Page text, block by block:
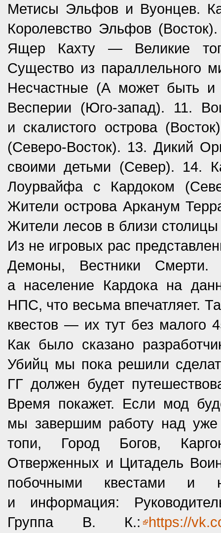
Метисы Эльфов и Вуонцев.
Королевство Эльфов
Ящер Кахту — Великие
Существо из параллельного
Несчастные (А может быть
Весперии (Юго-запад). 11.
и скалистого острова
(Северо-Восток). 13. Дикий
своими детьми (Север). 14.
Лоурвайфа с Кардоком
Жители острова Арканум
Жители лесов в близи
Из не игровых рас
Демоны, Вестники Смерти.
а население Кардока на
НПС, что весьма впечатляет.
квестов — их тут без малого
Как было сказано
Убийц мы пока решили
ГГ должен будет
Время покажет. Если мод
мы завершим работу над
топи, Город Богов,
Отверженных и Цитадель
побочными квестами и
и информация:
Группа В. К.:
https://